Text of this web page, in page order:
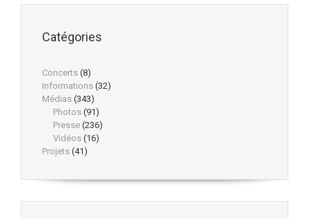
Catégories
Concerts (8)
Informations (32)
Médias (343)
Photos (91)
Presse (236)
Vidéos (16)
Projets (41)